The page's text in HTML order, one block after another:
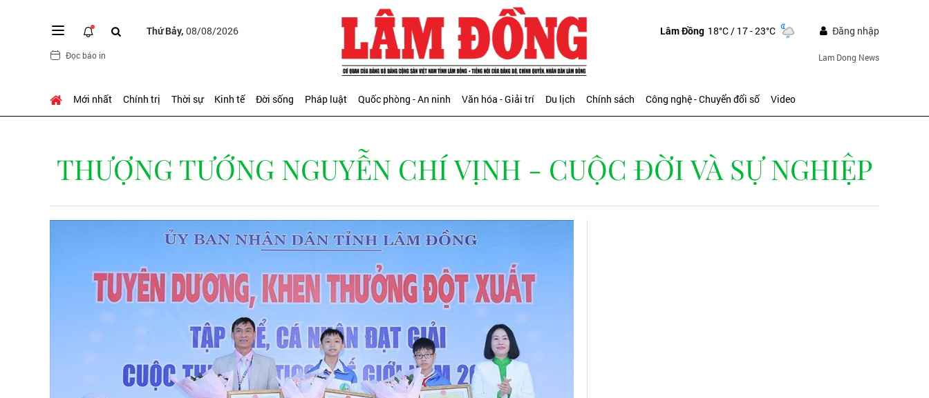
Thứ Bảy, 08/08/2026
Đọc báo in
Lâm Đồng 18°C/ 17 - 23°C Đăng nhập
Lam Dong News
Mới nhất Chính trị Thời sự Kinh tế Đời sống Pháp luật Quốc phòng - An ninh Văn hóa - Giải trí Du lịch Chính sách Công nghệ - Chuyển đổi số Video
THƯỢNG TƯỚNG NGUYỄN CHÍ VỊNH - CUỘC ĐỜI VÀ SỰ NGHIỆP